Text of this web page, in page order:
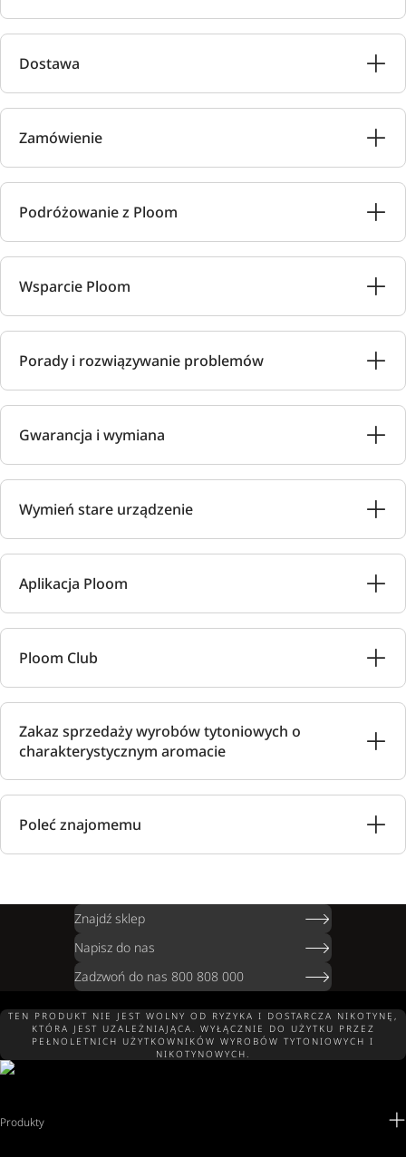
Dostawa
Zamówienie
Podróżowanie z Ploom
Wsparcie Ploom
Porady i rozwiązywanie problemów
Gwarancja i wymiana
Wymień stare urządzenie
Aplikacja Ploom
Ploom Club
Zakaz sprzedaży wyrobów tytoniowych o
charakterystycznym aromacie
Poleć znajomemu
Znajdź sklep
Napisz do nas
Zadzwoń do nas 800 808 000
TEN PRODUKT NIE JEST WOLNY OD RYZYKA I DOSTARCZA NIKOTYNĘ,
KTÓRA JEST UZALEŻNIAJĄCA. WYŁĄCZNIE DO UŻYTKU PRZEZ
PEŁNOLETNICH UŻYTKOWNIKÓW WYROBÓW TYTONIOWYCH I
NIKOTYNOWYCH.
Produkty